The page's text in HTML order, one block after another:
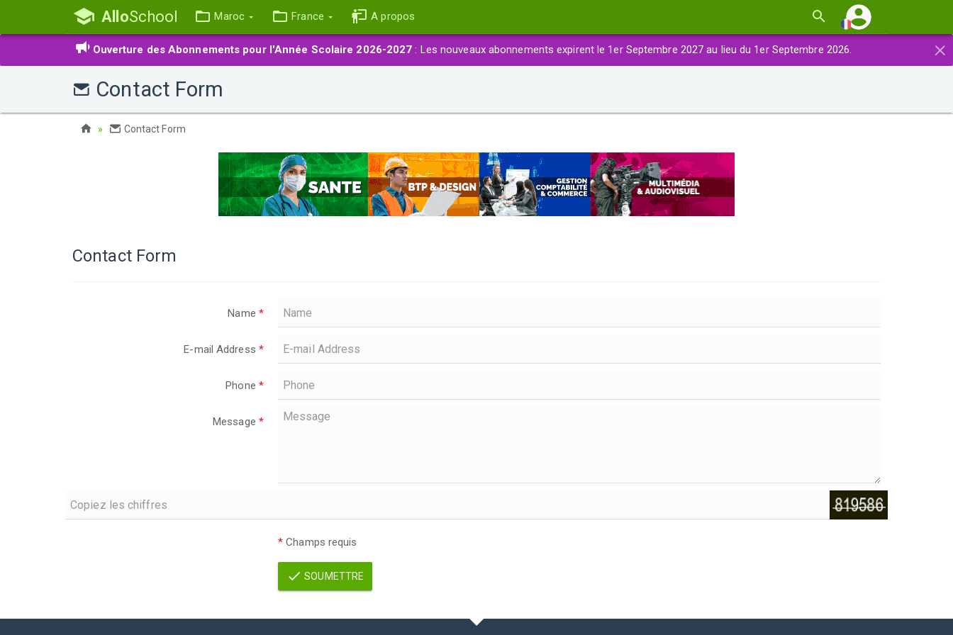
AlloSchool Maroc France A propos
×
Ouverture des Abonnements pour l'Année Scolaire 2026-2027 : Les nouveaux abonnements expirent le 1er Septembre 2027 au lieu du 1er Septembre 2026.
Contact Form
Contact Form
Contact Form
Name *
E-mail Address *
Phone *
Message *
* Champs requis
SOUMETTRE